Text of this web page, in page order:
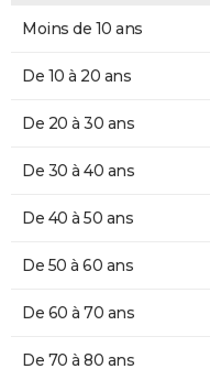
Moins de 10 ans
De 10 à 20 ans
De 20 à 30 ans
De 30 à 40 ans
De 40 à 50 ans
De 50 à 60 ans
De 60 à 70 ans
De 70 à 80 ans